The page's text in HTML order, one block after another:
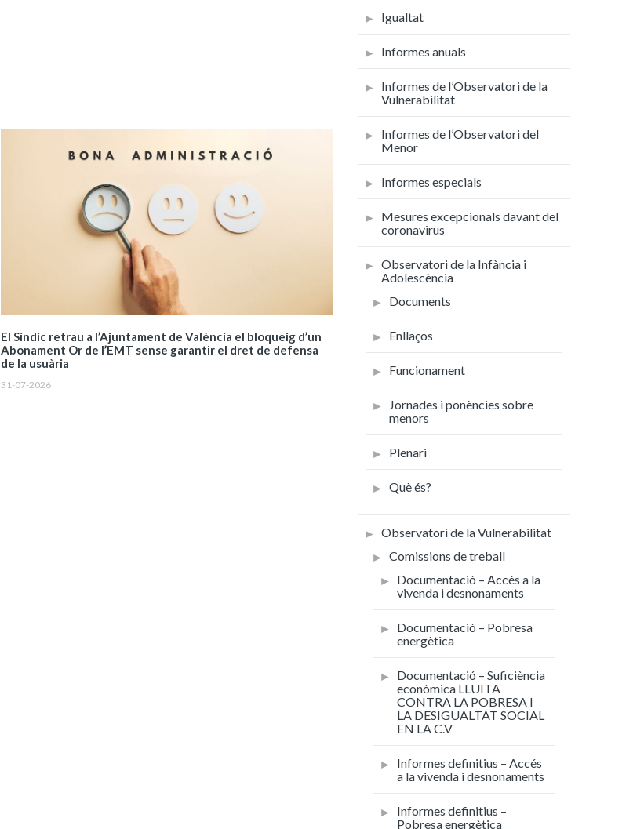
El Síndic retrau a l’Ajuntament de València el bloqueig d’un
Abonament Or de l’EMT sense garantir el dret de defensa
de la usuària
31-07-2026
Igualtat
Informes anuals
Informes de l’Observatori de la
Vulnerabilitat
Informes de l’Observatori del
Menor
Informes especials
Mesures excepcionals davant del
coronavirus
Observatori de la Infància i
Adolescència
Documents
Enllaços
Funcionament
Jornades i ponències sobre
menors
Plenari
Què és?
Observatori de la Vulnerabilitat
Comissions de treball
Documentació – Accés a la
vivenda i desnonaments
Documentació – Pobresa
energètica
Documentació – Suficiència
econòmica LLUITA
CONTRA LA POBRESA I
LA DESIGUALTAT SOCIAL
EN LA C.V
Informes definitius – Accés
a la vivenda i desnonaments
Informes definitius –
Pobresa energètica